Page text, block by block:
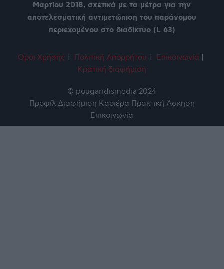
Μαρτίου 2018, σχετικά με τα μέτρα για την
αποτελεσματική αντιμετώπιση του παράνομου
περιεχομένου στο διαδίκτυο (L 63)
Όροι Χρήσης Πολιτική Απορρήτου Επικοινωνία
Κρατική διαφήμιση
© pougaridismedia 2024
Προφίλ Διαφήμιση Καριέρα Πρακτική Άσκηση
Επικοινωνία